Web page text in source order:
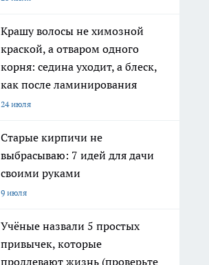
Крашу волосы не химозной
краской, а отваром одного
корня: седина уходит, а блеск,
как после ламинирования
24 июля
Старые кирпичи не
выбрасываю: 7 идей для дачи
своими руками
9 июля
Учёные назвали 5 простых
привычек, которые
продлевают жизнь (проверьте